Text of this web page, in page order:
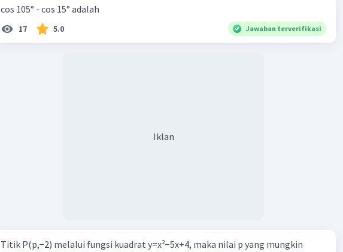
cos 105° - cos 15° adalah
17 5.0 Jawaban terverifikasi
Iklan
Titik P(p,−2) melalui fungsi kuadrat y=x²−5x+4, maka nilai p yang mungkin